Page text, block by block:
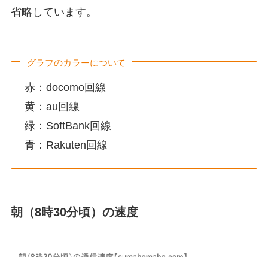
省略しています。
グラフのカラーについて
赤：docomo回線
黄：au回線
緑：SoftBank回線
青：Rakuten回線
朝（8時30分頃）の速度